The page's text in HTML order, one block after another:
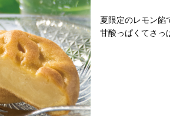
夏限定のレモン餡
甘酸っぱくてさっ